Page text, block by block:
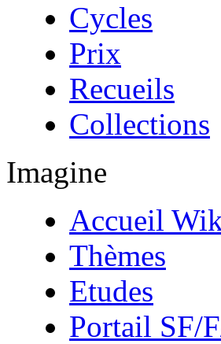
Cycles
Prix
Recueils
Collections
Imagine
Accueil
Thèmes
Etudes
Portail SF/